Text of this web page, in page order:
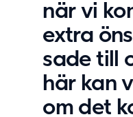
när vi
extra
sade till
här kan
om det